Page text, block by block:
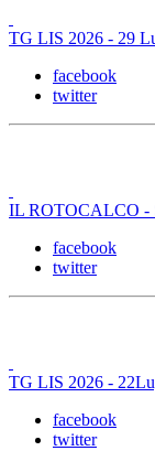
TG LIS 2026 - 29
facebook
twitter
IL ROTOCALCO -
facebook
twitter
TG LIS 2026 -
facebook
twitter